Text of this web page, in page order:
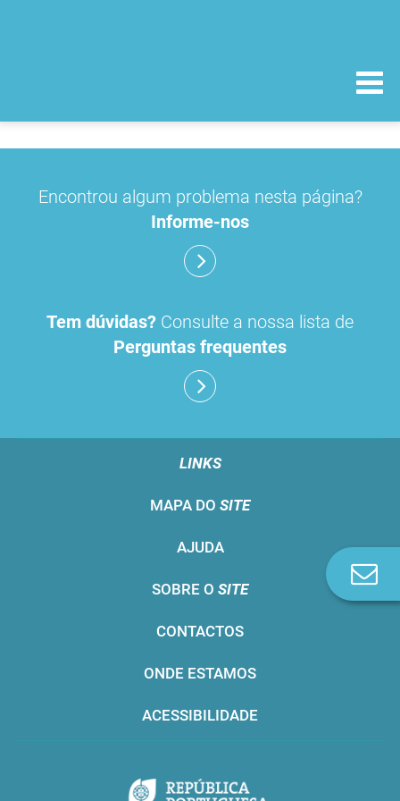
Encontrou algum problema nesta página?
Informe-nos
Tem dúvidas? Consulte a nossa lista de
Perguntas frequentes
LINKS
MAPA DO SITE
AJUDA
SOBRE O SITE
CONTACTOS
ONDE ESTAMOS
ACESSIBILIDADE